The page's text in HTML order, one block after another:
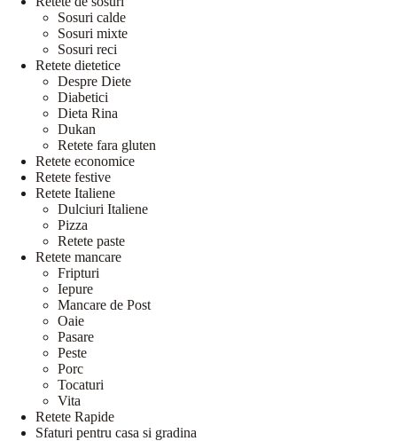
Sosuri calde
Sosuri mixte
Sosuri reci
Retete dietetice
Despre Diete
Diabetici
Dieta Rina
Dukan
Retete fara gluten
Retete economice
Retete festive
Retete Italiene
Dulciuri Italiene
Pizza
Retete paste
Retete mancare
Fripturi
Iepure
Mancare de Post
Oaie
Pasare
Peste
Porc
Tocaturi
Vita
Retete Rapide
Sfaturi pentru casa si gradina